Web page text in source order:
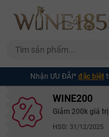
Nhận ƯU ĐÃI* đặc biệt
WINE200
Giảm 200k giá
HSD: 31/12/2025